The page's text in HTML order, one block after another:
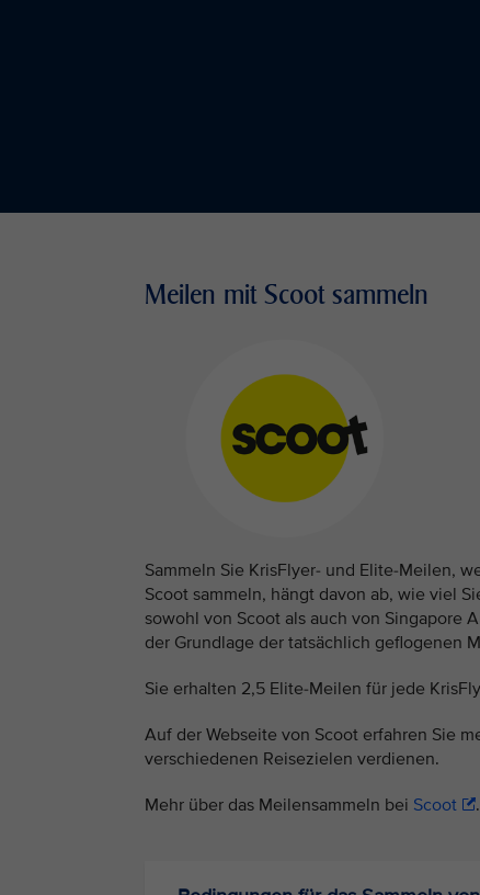
Meilen mit Scoot sammeln
Sammeln Sie KrisFlyer- und Elite-Meilen,
Scoot sammeln, hängt davon ab, wie viel
sowohl von Scoot als auch von Singapore
der Grundlage der tatsächlich geflogenen
Sie erhalten 2,5 Elite-Meilen für jede
Auf der Webseite von Scoot erfahren Sie
verschiedenen Reisezielen verdienen.
Mehr über das Meilensammeln bei Scoot .